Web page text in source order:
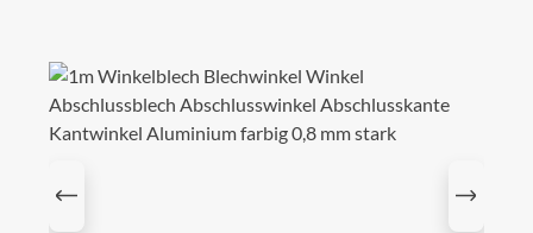
Bildergalerie überspringen